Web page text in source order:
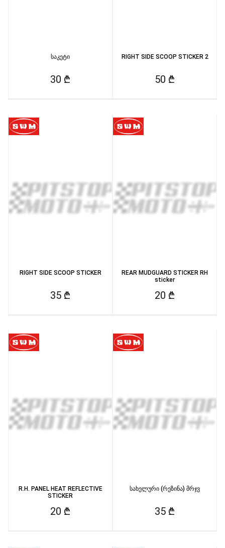
საკეტი
30 ₾
RIGHT SIDE SCOOP STICKER 2
50 ₾
RIGHT SIDE SCOOP STICKER
35 ₾
REAR MUDGUARD STICKER RH
sticker
20 ₾
R.H. PANEL HEAT REFLECTIVE
STICKER
20 ₾
სახელური (რეზინა) მრჯვ
35 ₾